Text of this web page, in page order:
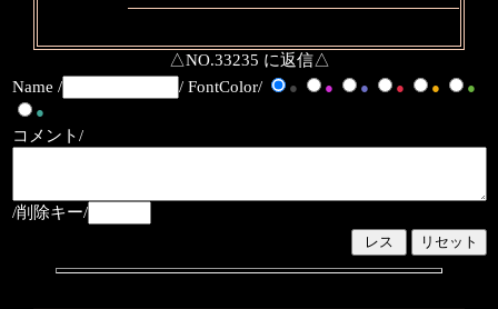
△NO.33235 に返信△
Name /
/ FontColor/ ● ● ● ● ●
●
●
コメント/
/削除キー/